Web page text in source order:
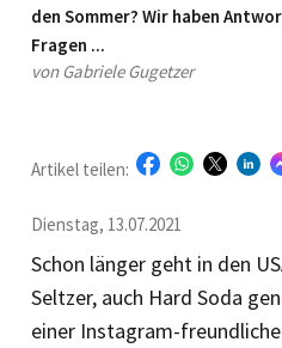
den Sommer? Wir haben
Fragen ...
von Gabriele Gugetzer
Dienstag, 13.07.2021
Artikel teilen:
Schon länger geht in den
Seltzer, auch Hard Soda
einer Instagram-